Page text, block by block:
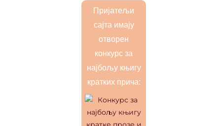
Пријатељи
сајта имају
отворен
конкурс за
најбољу књигу
кратких прича: